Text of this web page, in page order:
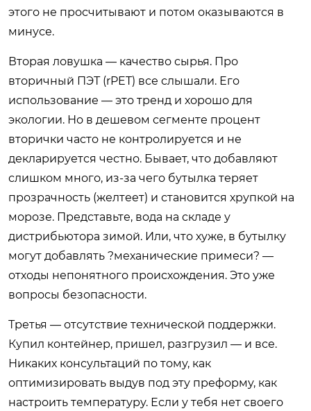
этого не просчитывают и потом оказываются в
минусе.
Вторая ловушка — качество сырья. Про
вторичный ПЭТ (rPET) все слышали. Его
использование — это тренд и хорошо для
экологии. Но в дешевом сегменте процент
вторички часто не контролируется и не
декларируется честно. Бывает, что добавляют
слишком много, из-за чего бутылка теряет
прозрачность (желтеет) и становится хрупкой на
морозе. Представьте, вода на складе у
дистрибьютора зимой. Или, что хуже, в бутылку
могут добавлять ?механические примеси? —
отходы непонятного происхождения. Это уже
вопросы безопасности.
Третья — отсутствие технической поддержки.
Купил контейнер, пришел, разгрузил — и все.
Никаких консультаций по тому, как
оптимизировать выдув под эту преформу, как
настроить температуру. Если у тебя нет своего